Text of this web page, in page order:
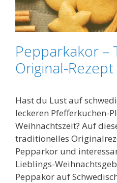
Pepparkakor –
Original-
Hast du Lust auf
leckeren Pfefferkuchen-
Weihnachtszeit? Auf
traditionelles
Pepparkor und
Lieblings-
Peppakor auf